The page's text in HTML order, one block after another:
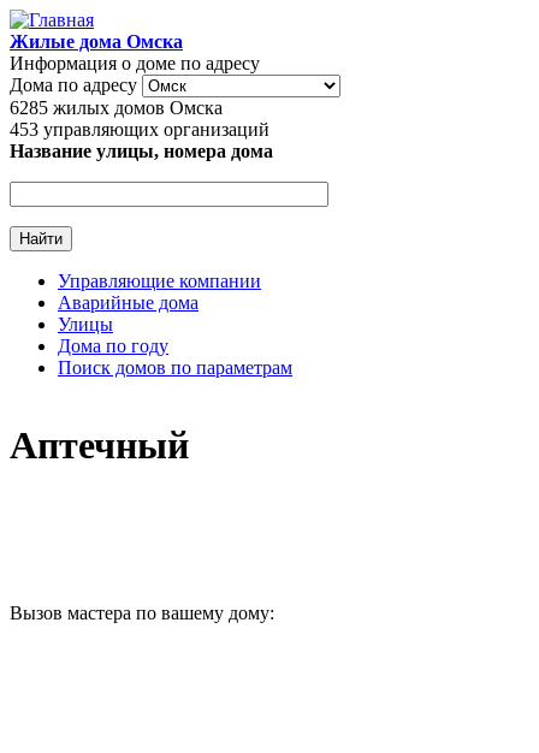
Перейти к основному содержанию
Жилые дома Омска
Информация о доме по адресу
Дома по адресу
6285 жилых домов Омска
453 управляющих организаций
Название улицы, номера дома
Главное меню
Управляющие компании
Аварийные дома
Улицы
Дома по году
Поиск домов по параметрам
Аптечный
Вызов мастера по вашему дому: